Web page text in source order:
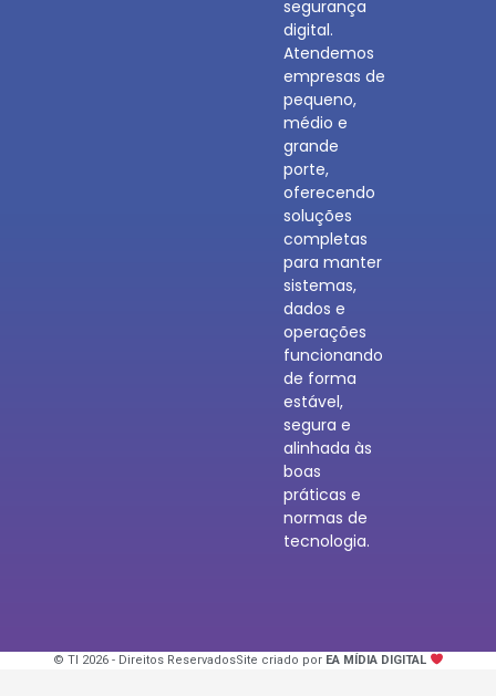
segurança
digital.
Atendemos
empresas de
pequeno,
médio e
grande
porte,
oferecendo
soluções
completas
para manter
sistemas,
dados e
operações
funcionando
de forma
estável,
segura e
alinhada às
boas
práticas e
normas de
tecnologia.
© TI 2026 - Direitos ReservadosSite criado por EA MÍDIA DIGITAL